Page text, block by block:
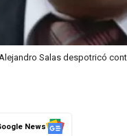
Salas despotricó
News